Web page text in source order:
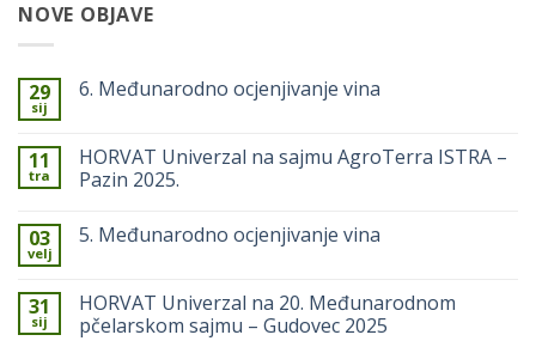
NOVE OBJAVE
29
sij
6. Međunarodno ocjenjivanje vina
6.
Međunarodno
ocjenjivanje
11
tra
HORVAT Univerzal na sajmu AgroTerra ISTRA –
Pazin 2025.
na
sajmu
AgroTerra
ISTRA
03
velj
5. Međunarodno ocjenjivanje vina
5.
Međunarodno
ocjenjivanje
31
sij
HORVAT Univerzal na 20. Međunarodnom
pčelarskom sajmu – Gudovec 2025